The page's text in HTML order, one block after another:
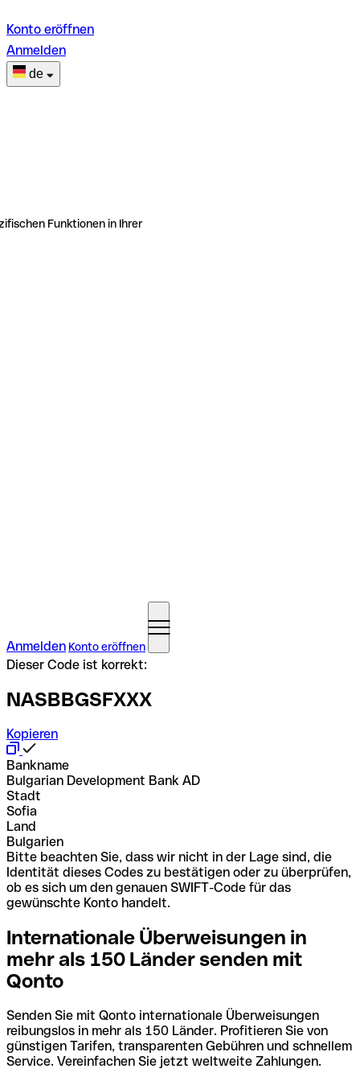
Konto eröffnen
Anmelden
de
Funktionen in Ihrer
Anmelden Konto eröffnen
Dieser Code ist korrekt:
NASBBGSFXXX
Kopieren
Bankname
Bulgarian Development Bank AD
Stadt
Sofia
Land
Bulgarien
Bitte beachten Sie, dass wir nicht in der Lage sind, die
Identität dieses Codes zu bestätigen oder zu überprüfen,
ob es sich um den genauen SWIFT-Code für das
gewünschte Konto handelt.
Internationale Überweisungen in
mehr als 150 Länder senden mit
Qonto
Senden Sie mit Qonto internationale Überweisungen
reibungslos in mehr als 150 Länder. Profitieren Sie von
günstigen Tarifen, transparenten Gebühren und schnellem
Service. Vereinfachen Sie jetzt weltweite Zahlungen.